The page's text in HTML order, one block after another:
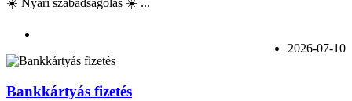
☀️ Nyári szabadságolás ☀️ ...
2026-07-10
Bankkártyás fizetés